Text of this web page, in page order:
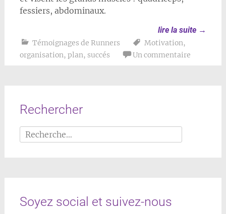
fessiers, abdominaux.
lire la suite →
Témoignages de Runners Motivation,
organisation, plan, succés Un commentaire
Rechercher
Rechercher :
Soyez social et suivez-nous